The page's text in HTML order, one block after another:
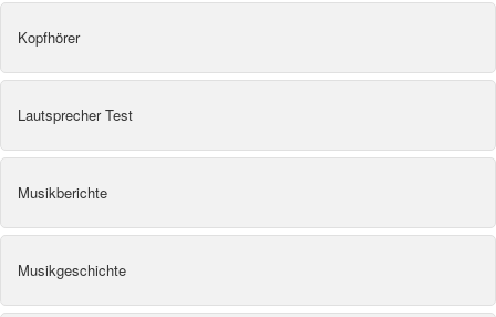
Kopfhörer
Lautsprecher Test
Musikberichte
Musikgeschichte